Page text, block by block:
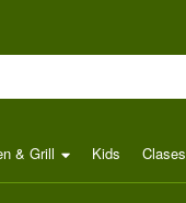
& Grill Kids Clases